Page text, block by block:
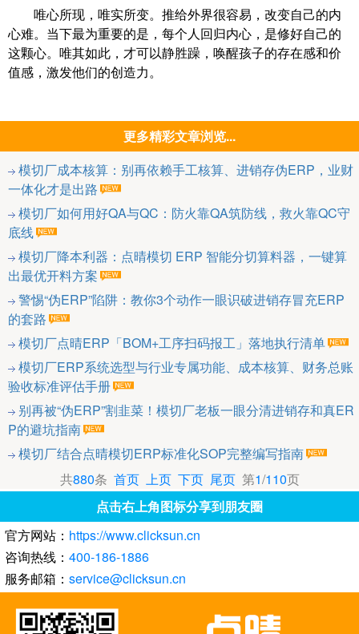
唯心所现，唯实所变。推给外界很容易，改变自己的内
心难。当下最为重要的是，每个人回归内心，是修好自己的
这颗心。唯其如此，才可以静胜躁，唤醒孩子的存在感和价
值感，激发他们的创造力。
更多精彩文章浏览...
模切厂成本核算：别再依赖手工核算、进销存伪ERP，业财
一体化才是出路
模切厂如何用好QA与QC：防火靠QA筑防线，救火靠QC守
底线
模切厂降本利器：点晴模切 ERP 智能分切算料器，一键算
出最优开料方案
警惕“伪ERP”陷阱：教你3个动作一眼识破进销存冒充ERP
的套路
模切厂点晴ERP「BOM+工序扫码报工」落地执行清单
模切厂ERP系统选型与行业专属功能、成本核算、财务总账
验收标准评估手册
别再被“伪ERP”割韭菜！模切厂老板一眼分清进销存和真ER
P的避坑指南
模切厂结合点晴模切ERP标准化SOP完整编写指南
共880条 首页 上页 下页 尾页第1/110页
点击右上角图标分享到朋友圈
官方网站： https://www.clicksun.cn
咨询热线： 400-186-1886
服务邮箱： service@clicksun.cn